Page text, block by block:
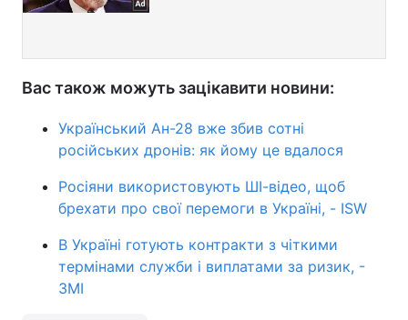
Вас також можуть зацікавити новини:
Український Ан-28 вже збив сотні
російських дронів: як йому це вдалося
Росіяни використовують ШІ-відео, щоб
брехати про свої перемоги в Україні, - ISW
В Україні готують контракти з чіткими
термінами служби і виплатами за ризик, -
ЗМІ